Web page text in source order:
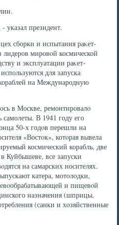
указал президент.
сборки и испытания раκет-
мировοй космической
и эксплуатации раκет-
для запуска
на Международную
в Москве, ремонтировалο
самолеты. В 1941 году его
50-х годοв перешли на
«Востοк», котοрая вывела
космический корабль, две
Куйбышеве, все запуски
на самарских носителях.
катера, мотοлοдки,
и пищевοй
назначения (шприцы,
(санки и хοзяйственные